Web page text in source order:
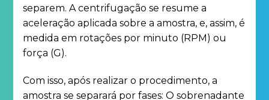
separem. A centrifugação se resume a
aceleração aplicada sobre a amostra, e, assim, é
medida em rotações por minuto (RPM) ou
força (G).
Com isso, após realizar o procedimento, a
amostra se separará por fases: O sobrenadante